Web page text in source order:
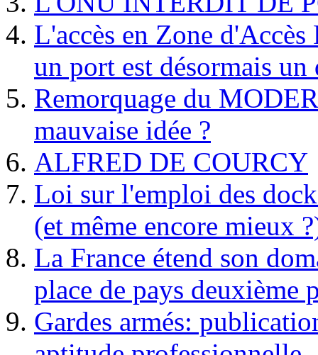
L'accès en Zone
un port est désormais un
Remorquage du
mauvaise idée ?
ALFRED DE COURCY
Loi sur l'emploi des
(et même encore mieux
La France étend son
place de pays deuxième
Gardes armés: